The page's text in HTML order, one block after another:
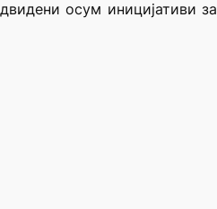
осум иницијативи за